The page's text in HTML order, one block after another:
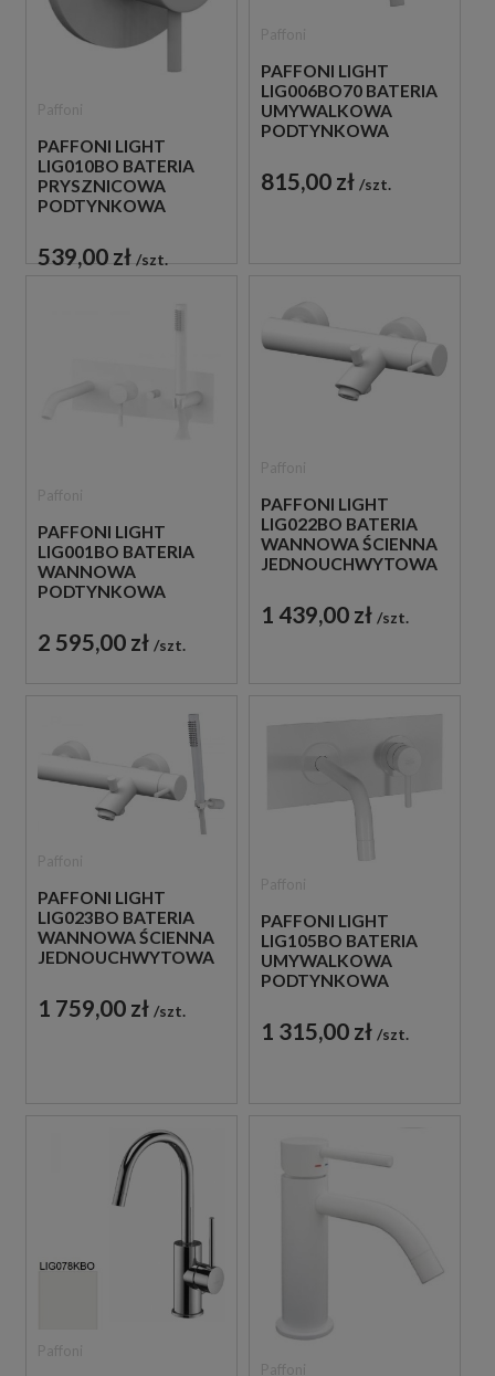
PAFFONI LIGHT
LIG010BO BATERIA
PRYSZNICOWA
PODTYNKOWA
BIAŁA
539,00 zł szt.
PAFFONI LIGHT
LIG006BO70 BATERIA
UMYWALKOWA
PODTYNKOWA
BIAŁA
815,00 zł szt.
PAFFONI LIGHT
LIG001BO BATERIA
WANNOWA
PODTYNKOWA
BIAŁA
2 595,00 zł szt.
PAFFONI LIGHT
LIG022BO BATERIA
WANNOWA ŚCIENNA
JEDNOUCHWYTOWA
1 439,00 zł szt.
PAFFONI LIGHT
LIG023BO BATERIA
WANNOWA ŚCIENNA
JEDNOUCHWYTOWA
1 759,00 zł szt.
PAFFONI LIGHT
LIG105BO BATERIA
UMYWALKOWA
PODTYNKOWA
BIAŁA
1 315,00 zł szt.